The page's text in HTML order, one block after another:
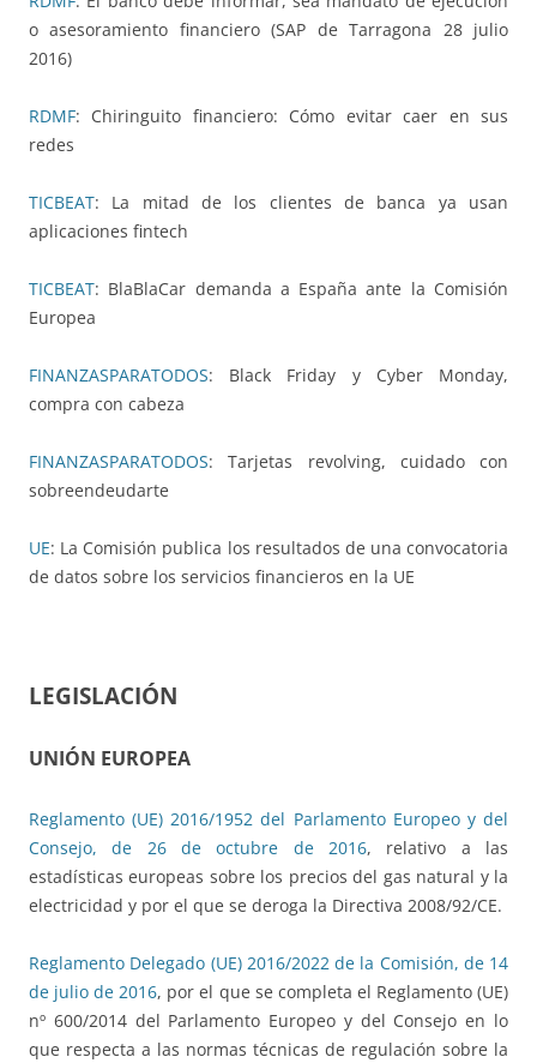
o asesoramiento financiero (SAP de Tarragona 28 julio
2016)
RDMF: Chiringuito financiero: Cómo evitar caer en sus
redes
TICBEAT: La mitad de los clientes de banca ya usan
aplicaciones fintech
TICBEAT: BlaBlaCar demanda a España ante la Comisión
Europea
FINANZASPARATODOS: Black Friday y Cyber Monday,
compra con cabeza
FINANZASPARATODOS: Tarjetas revolving, cuidado con
sobreendeudarte
UE: La Comisión publica los resultados de una convocatoria
de datos sobre los servicios financieros en la UE
LEGISLACIÓN
UNIÓN EUROPEA
Reglamento (UE) 2016/1952 del Parlamento Europeo y del
Consejo, de 26 de octubre de 2016, relativo a las
estadísticas europeas sobre los precios del gas natural y la
electricidad y por el que se deroga la Directiva 2008/92/CE.
Reglamento Delegado (UE) 2016/2022 de la Comisión, de 14
de julio de 2016, por el que se completa el Reglamento (UE)
nº 600/2014 del Parlamento Europeo y del Consejo en lo
que respecta a las normas técnicas de regulación sobre la